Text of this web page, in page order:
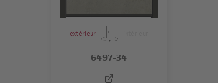
extérieur
6497-34